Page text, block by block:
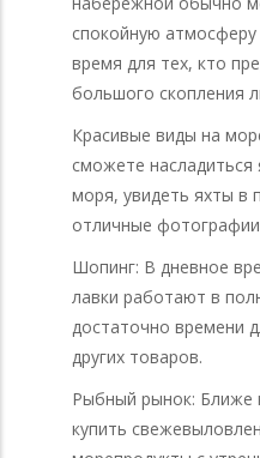
спокойную
время для тех, кто
большого скопления
Красивые виды на
сможете насладиться
моря, увидеть яхты в
отличные
Шопинг: В дневное
лавки работают в
достаточно времени
других товаров.
Рыбный рынок: Ближе
купить